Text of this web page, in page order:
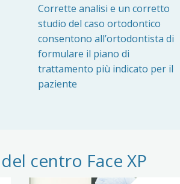
Corrette analisi e un corretto
studio del caso ortodontico
consentono all’ortodontista di
formulare il piano di
trattamento più indicato per il
paziente
del centro Face XP